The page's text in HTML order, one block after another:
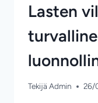
Lasten
Tekijä Admin 26/